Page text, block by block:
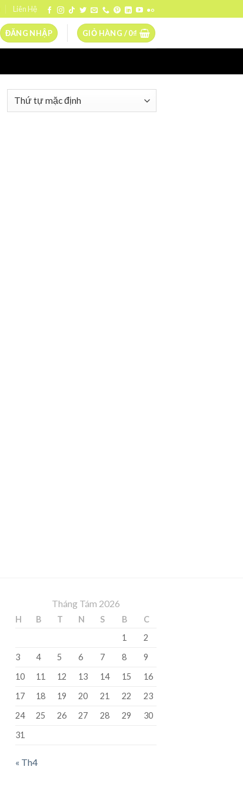
Liên Hệ
ĐĂNG NHẬP GIỎ HÀNG /0₫
Tháng Tám 2026
H B T N S B
C
1
2
3
4 5 6 7 8
9
10
11 12 13 14 15
16
17
18 19 20 21 22
23
24
25 26 27 28 29
30
31
« Th4